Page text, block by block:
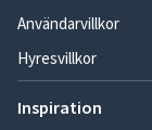
Användarvillkor
Hyresvillkor
Inspiration